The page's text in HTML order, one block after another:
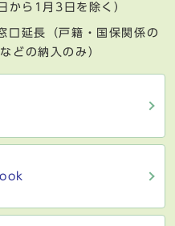
から1月3日を除く）
口延長（戸籍・国保関係の
どの納入のみ）